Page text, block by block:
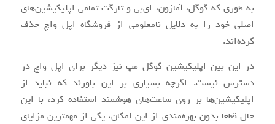
به طوری که گوگل، آمازون، ای‌بی و تارگت تمامی اپلیکیشین‌های
اصلی خود را به دلایل نامعلومی از فروشگاه اپل واچ حذف
کرده‌اند.
در این بین اپلیکیشین گوگل مپ نیز دیگر برای اپل واچ در
دسترس نیست. اگرچه بسیاری بر این باورند که نباید از
اپلیکیشین‌ها بر روی ساعت‌های هوشمند استفاده کرد، با این
حال قطعا بدون بهره‌مندی از این امکان، یکی از مهمترین مزایای